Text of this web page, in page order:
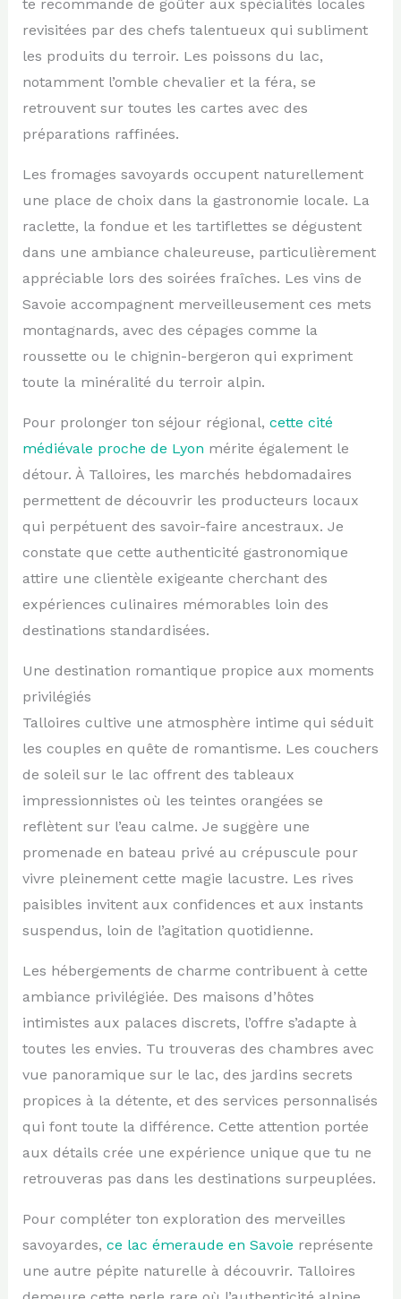
te recommande de goûter aux spécialités locales
revisitées par des chefs talentueux qui subliment
les produits du terroir. Les poissons du lac,
notamment l’omble chevalier et la féra, se
retrouvent sur toutes les cartes avec des
préparations raffinées.
Les fromages savoyards occupent naturellement
une place de choix dans la gastronomie locale. La
raclette, la fondue et les tartiflettes se dégustent
dans une ambiance chaleureuse, particulièrement
appréciable lors des soirées fraîches. Les vins de
Savoie accompagnent merveilleusement ces mets
montagnards, avec des cépages comme la
roussette ou le chignin-bergeron qui expriment
toute la minéralité du terroir alpin.
Pour prolonger ton séjour régional, cette cité
médiévale proche de Lyon mérite également le
détour. À Talloires, les marchés hebdomadaires
permettent de découvrir les producteurs locaux
qui perpétuent des savoir-faire ancestraux. Je
constate que cette authenticité gastronomique
attire une clientèle exigeante cherchant des
expériences culinaires mémorables loin des
destinations standardisées.
Une destination romantique propice aux moments
privilégiés
Talloires cultive une atmosphère intime qui séduit
les couples en quête de romantisme. Les couchers
de soleil sur le lac offrent des tableaux
impressionnistes où les teintes orangées se
reflètent sur l’eau calme. Je suggère une
promenade en bateau privé au crépuscule pour
vivre pleinement cette magie lacustre. Les rives
paisibles invitent aux confidences et aux instants
suspendus, loin de l’agitation quotidienne.
Les hébergements de charme contribuent à cette
ambiance privilégiée. Des maisons d’hôtes
intimistes aux palaces discrets, l’offre s’adapte à
toutes les envies. Tu trouveras des chambres avec
vue panoramique sur le lac, des jardins secrets
propices à la détente, et des services personnalisés
qui font toute la différence. Cette attention portée
aux détails crée une expérience unique que tu ne
retrouveras pas dans les destinations surpeuplées.
Pour compléter ton exploration des merveilles
savoyardes, ce lac émeraude en Savoie représente
une autre pépite naturelle à découvrir. Talloires